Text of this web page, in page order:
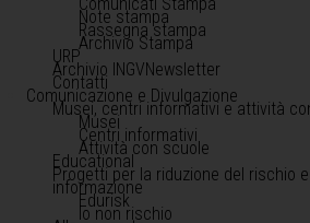
Note stampa
Rassegna stampa
Archivio Stampa
URP
Archivio INGVNewsletter
Contatti
Comunicazione e Divulgazione
Musei, centri informativi e attività
Musei
Centri informativi
Attività con scuole
Educational
Progetti per la riduzione del rischio
informazione
Edurisk
Io non rischio